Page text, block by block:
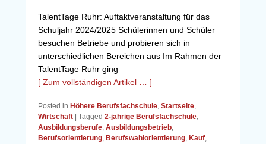
TalentTage Ruhr: Auftaktveranstaltung für das
Schuljahr 2024/2025 Schülerinnen und Schüler
besuchen Betriebe und probieren sich in
unterschiedlichen Bereichen aus Im Rahmen der
TalentTage Ruhr ging
[ Zum vollständigen Artikel … ]
Posted in Höhere Berufsfachschule, Startseite,
Wirtschaft
Tagged 2-jährige Berufsfachschule,
Ausbildungsberufe, Ausbildungsbetrieb,
Berufsorientierung, Berufswahlorientierung, Kauf,